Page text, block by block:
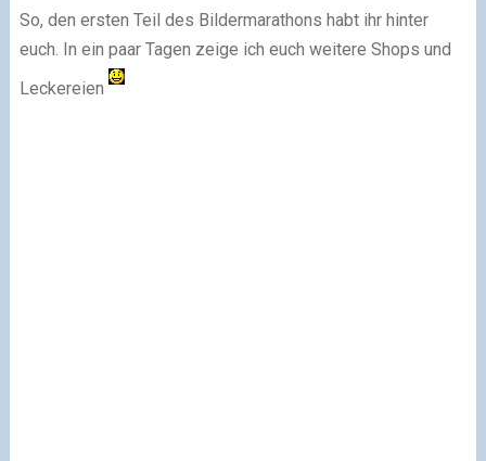
So, den ersten Teil des Bildermarathons habt ihr hinter
euch. In ein paar Tagen zeige ich euch weitere Shops und
Leckereien